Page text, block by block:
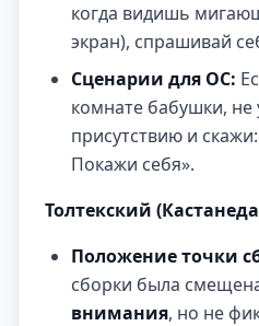
когда видишь
экран), спрашивай
Сценарии для ОС:
комнате бабушки, не
присутствию и
Покажи себя».
Толтекский
Положение точки
сборки была
внимания, но не